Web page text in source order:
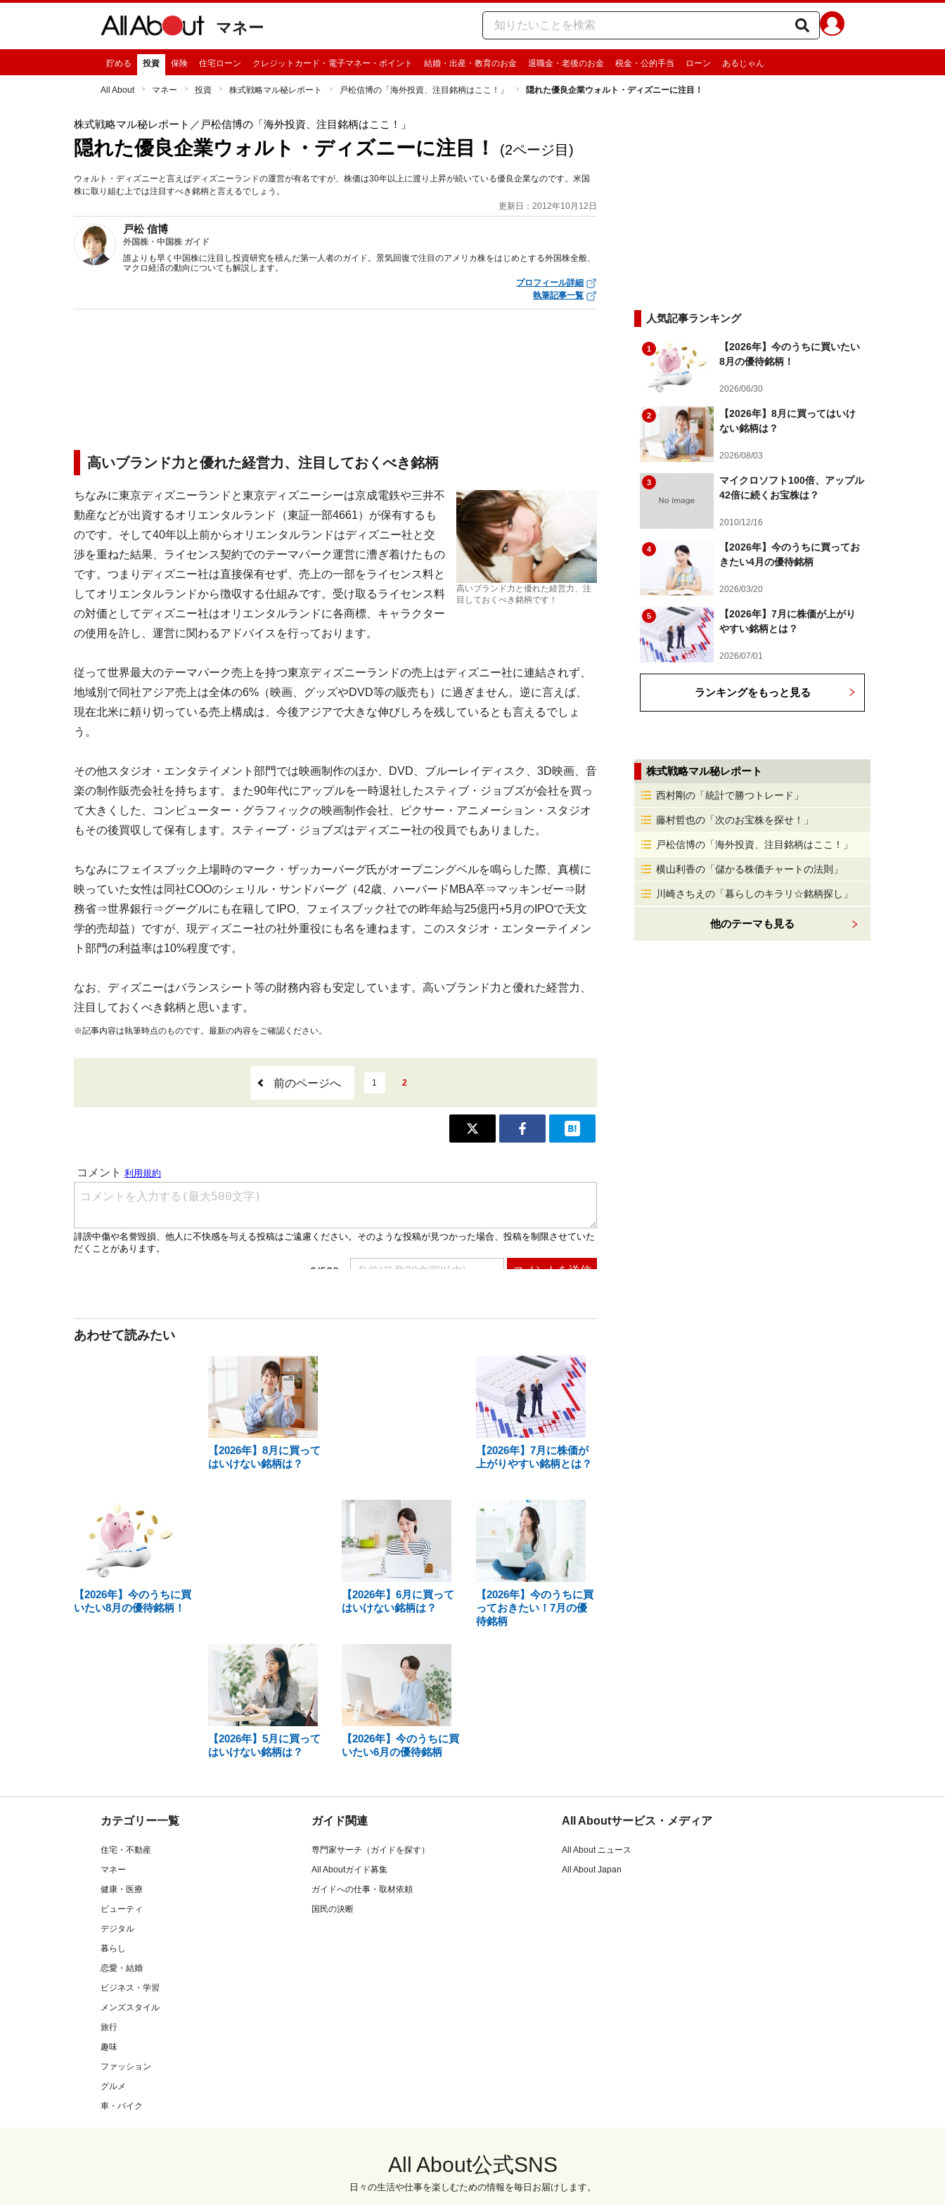
マネー
貯める 投資 保険 住宅ローン クレジットカード・電子マネー・ポイント 結婚・出産・教育のお金 退職金・老後のお金 税金・公的手当 ローン あるじゃん
All About マネー 投資 株式戦略マル秘レポート 戸松信博の「海外投資、注目銘柄はここ！」 隠れた優良企業ウォルト・ディズニーに注目！
株式戦略マル秘レポート ／戸松信博の「海外投資、注目銘柄はここ！」
隠れた優良企業ウォルト・ディズニーに注目！ (2ページ目)
ウォルト・ディズニーと言えばディズニーランドの運営が有名ですが、株価は30年以上に渡り上昇が続いている優良企業なのです。米国
株に取り組む上では注目すべき銘柄と言えるでしょう。
更新日：2012年10月12日
戸松 信博
外国株・中国株 ガイド
誰よりも早く中国株に注目し投資研究を積んだ第一人者のガイド。景気回復で注目のアメリカ株をはじめとする外国株全般、
マクロ経済の動向についても解説します。
プロフィール詳細
執筆記事一覧
高いブランド力と優れた経営力、注目しておくべき銘柄
高いブランド力と優れた経営力、注
目しておくべき銘柄です！
ちなみに東京ディズニーランドと東京ディズニーシーは京成電鉄や三井不
動産などが出資するオリエンタルランド（東証一部4661）が保有するも
のです。そして40年以上前からオリエンタルランドはディズニー社と交
渉を重ねた結果、ライセンス契約でのテーマパーク運営に漕ぎ着けたもの
です。つまりディズニー社は直接保有せず、売上の一部をライセンス料と
してオリエンタルランドから徴収する仕組みです。受け取るライセンス料
の対価としてディズニー社はオリエンタルランドに各商標、キャラクター
の使用を許し、運営に関わるアドバイスを行っております。
従って世界最大のテーマパーク売上を持つ東京ディズニーランドの売上はディズニー社に連結されず、
地域別で同社アジア売上は全体の6%（映画、グッズやDVD等の販売も）に過ぎません。逆に言えば、
現在北米に頼り切っている売上構成は、今後アジアで大きな伸びしろを残しているとも言えるでしょ
う。
その他スタジオ・エンタテイメント部門では映画制作のほか、DVD、ブルーレイディスク、3D映画、音
楽の制作販売会社を持ちます。また90年代にアップルを一時退社したスティブ・ジョブズが会社を買っ
て大きくした、コンピューター・グラフィックの映画制作会社、ピクサー・アニメーション・スタジオ
もその後買収して保有します。スティーブ・ジョブズはディズニー社の役員でもありました。
ちなみにフェイスブック上場時のマーク・ザッカーバーグ氏がオープニングベルを鳴らした際、真横に
映っていた女性は同社COOのシェリル・サンドバーグ（42歳、ハーバードMBA卒⇒マッキンゼー⇒財
務省⇒世界銀行⇒グーグルにも在籍してIPO、フェイスブック社での昨年給与25億円+5月のIPOで天文
学的売却益）ですが、現ディズニー社の社外重役にも名を連ねます。このスタジオ・エンターテイメン
ト部門の利益率は10%程度です。
なお、ディズニーはバランスシート等の財務内容も安定しています。高いブランド力と優れた経営力、
注目しておくべき銘柄と思います。
※記事内容は執筆時点のものです。最新の内容をご確認ください。
前のページへ 1 2
あわせて読みたい
【2026年】8月に買って
はいけない銘柄は？
【2026年】7月に株価が
上がりやすい銘柄とは？
【2026年】今のうちに買
いたい8月の優待銘柄！
【2026年】6月に買って
はいけない銘柄は？
【2026年】今のうちに買
っておきたい！7月の優
待銘柄
【2026年】5月に買って
はいけない銘柄は？
【2026年】今のうちに買
いたい6月の優待銘柄
人気記事ランキング
1
【2026年】今のうちに買いたい
8月の優待銘柄！
2026/06/30
2
【2026年】8月に買ってはいけ
ない銘柄は？
2026/08/03
3
マイクロソフト100倍、アップル
42倍に続くお宝株は？
2010/12/16
4
【2026年】今のうちに買ってお
きたい4月の優待銘柄
2026/03/20
5
【2026年】7月に株価が上がり
やすい銘柄とは？
2026/07/01
ランキングをもっと見る
株式戦略マル秘レポート
西村剛の「統計で勝つトレード」
藤村哲也の「次のお宝株を探せ！」
戸松信博の「海外投資、注目銘柄はここ！」
横山利香の「儲かる株価チャートの法則」
川崎さちえの「暮らしのキラリ☆銘柄探し」
他のテーマも見る
カテゴリー一覧
住宅・不動産
マネー
健康・医療
ビューティ
デジタル
暮らし
恋愛・結婚
ビジネス・学習
メンズスタイル
旅行
趣味
ファッション
グルメ
車・バイク
ガイド関連
専門家サーチ（ガイドを探す）
All Aboutガイド募集
ガイドへの仕事・取材依頼
国民の決断
All Aboutサービス・メディア
All About ニュース
All About Japan
All About公式SNS
日々の生活や仕事を楽しむための情報を毎日お届けします。